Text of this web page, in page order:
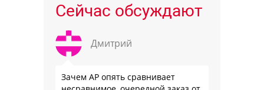
Сейчас обсуждают
Дмитрий
Зачем АР опять сравнивает